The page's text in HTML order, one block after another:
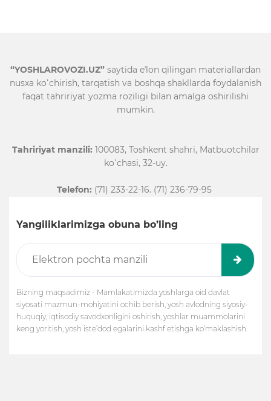
“YOSHLAROVOZI.UZ” saytida eʼlon qilingan materiallardan
nusxa koʻchirish, tarqatish va boshqa shakllarda foydalanish
faqat tahririyat yozma roziligi bilan amalga oshirilishi
mumkin.
Tahririyat manzili: 100083, Toshkent shahri, Matbuotchilar
koʻchasi, 32-uy.
Telefon: (71) 233-22-16. (71) 236-79-95
Yangiliklarimizga obuna bo’ling
Bizning maqsadimiz - Mamlakatimizda yoshlarga oid davlat
siyosati mazmun-mohiyatini ochib berish, yosh avlodning siyosiy-
huquqiy, iqtisodiy savodxonligini oshirish, yoshlar muammolarini
keng yoritish, yosh iste’dod egalarini kashf etishga ko‘maklashish.